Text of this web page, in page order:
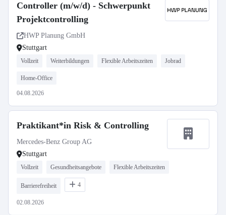
Controller (m/w/d) - Schwerpunkt
Projektcontrolling
HWP Planung GmbH
Stuttgart
Vollzeit Weiterbildungen Flexible Arbeitszeiten Jobrad
Home-Office
04.08.2026
Praktikant*in Risk & Controlling
Mercedes-Benz Group AG
Stuttgart
Vollzeit Gesundheitsangebote Flexible Arbeitszeiten
Barrierefreiheit 4
02.08.2026